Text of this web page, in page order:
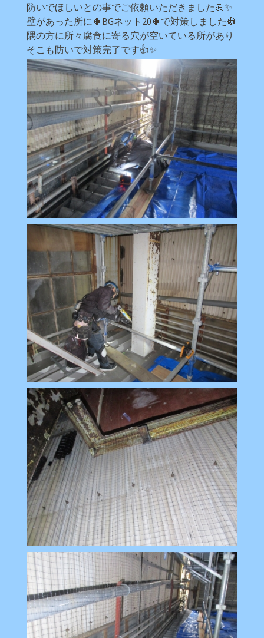
防いでほしいとの事でご依頼いただきました💪✨
壁があった所に🍀BGネット20🍀で対策しました👷
隅の方に所々腐食に寄る穴が空いている所があり
そこも防いで対策完了です👍✨